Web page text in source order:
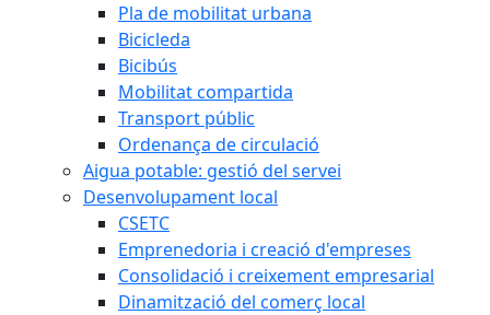
Pla de mobilitat urbana
Bicicleda
Bicibús
Mobilitat compartida
Transport públic
Ordenança de circulació
Aigua potable: gestió del servei
Desenvolupament local
CSETC
Emprenedoria i creació d'empreses
Consolidació i creixement empresarial
Dinamització del comerç local